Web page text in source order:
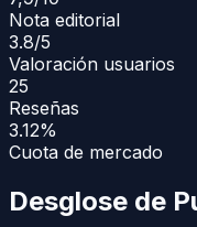
Nota editorial
3.8/5
Valoración usuarios
25
Reseñas
3.12%
Cuota de mercado
Desglose de